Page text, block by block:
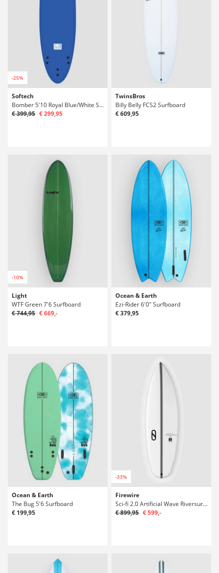
-25%
Softech
Bomber 5'10 Royal Blue/White Surfboard
€ 399,95 € 299,95
TwinsBros
Billy Belly FCS2 Surfboard
€ 609,95
-10%
Light
WTF Green 7'6 Surfboard
€ 744,95 € 669,-
Ocean & Earth
Ezi-Rider 6'0" Surfboard
€ 379,95
Ocean & Earth
The Bug 5'6 Surfboard
€ 199,95
-33%
Firewire
Sci-fi 2.0 Artificial Wave Riversurfboard
€ 899,95 € 599,-